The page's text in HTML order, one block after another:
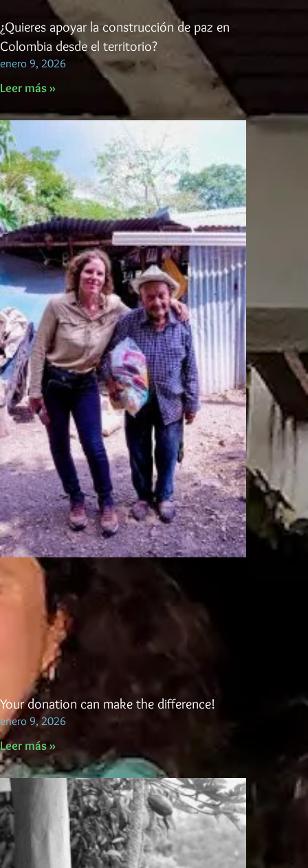
¿Quieres apoyar la construcción de paz en
Colombia desde el territorio?
enero 9, 2026
Leer más »
Your donation can make the difference!
enero 9, 2026
Leer más »